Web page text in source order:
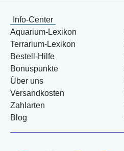
Info-Center
Aquarium-Lexikon
Terrarium-Lexikon
Bestell-Hilfe
Bonuspunkte
Über uns
Versandkosten
Zahlarten
Blog